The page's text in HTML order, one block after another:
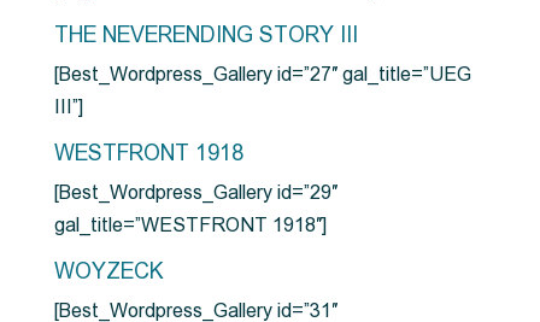
THE NEVERENDING STORY III
[Best_Wordpress_Gallery id=”27″ gal_title=”UEG
III”]
WESTFRONT 1918
[Best_Wordpress_Gallery id=”29″
gal_title=”WESTFRONT 1918″]
WOYZECK
[Best_Wordpress_Gallery id=”31″